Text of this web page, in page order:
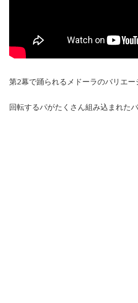
第2幕で踊られるメドーラのバリエー
回転するパがたくさん組み込まれた